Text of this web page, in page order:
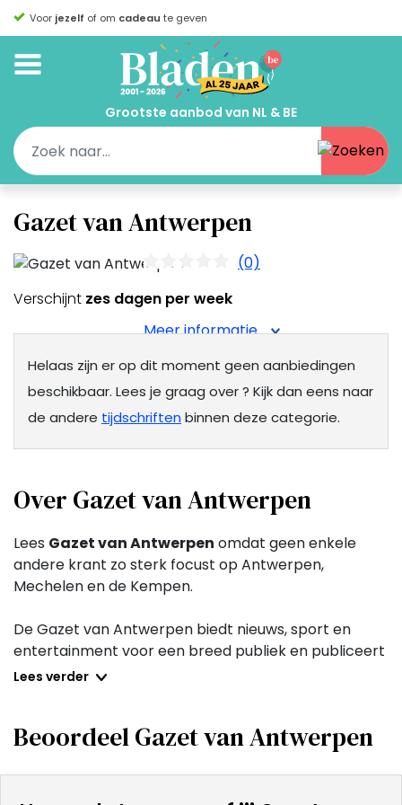
Voor jezelf of om cadeau te geven
Grootste aanbod van NL & BE
Gazet van Antwerpen
(0)
Meer informatie
Verschijnt zes dagen per week
Helaas zijn er op dit moment geen aanbiedingen
beschikbaar. Lees je graag over? Kijk dan eens naar
de andere tijdschriften binnen deze categorie.
Over Gazet van Antwerpen
Lees Gazet van Antwerpen omdat geen enkele
andere krant zo sterk focust op Antwerpen,
Mechelen en de Kempen.
De Gazet van Antwerpen biedt nieuws, sport en
entertainment voor een breed publiek en publiceert
dagelijks artikelen over binnenlands en buitenlands
en haar speciale aandacht voor deregio
Lees verder
Beoordeel Gazet van Antwerpen